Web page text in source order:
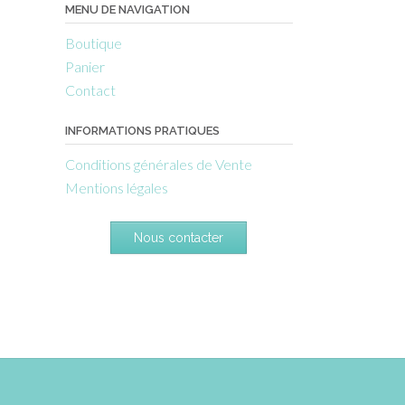
MENU DE NAVIGATION
Boutique
Panier
Contact
INFORMATIONS PRATIQUES
Conditions générales de Vente
Mentions légales
Nous contacter